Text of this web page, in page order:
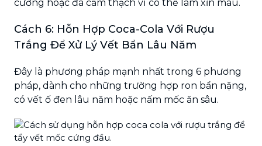
cương hoặc đá cẩm thạch vì có thể làm xỉn màu.
Cách 6: Hỗn Hợp Coca-Cola Với Rượu
Trắng Để Xử Lý Vết Bẩn Lâu Năm
Đây là phương pháp mạnh nhất trong 6 phương
pháp, dành cho những trường hợp ron bẩn nặng,
có vết ố đen lâu năm hoặc nấm mốc ăn sâu.